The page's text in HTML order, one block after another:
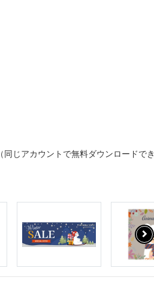
（同じアカウントで無料ダウンロードでき